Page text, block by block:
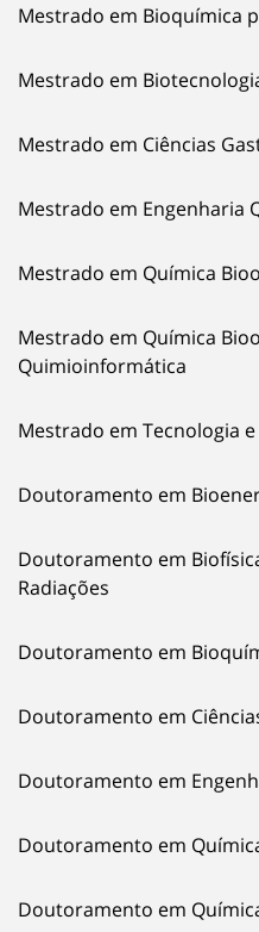
Mestrado em Bioquímica
Mestrado em
Mestrado em Ciências
Mestrado em Engenharia
Mestrado em Química
Mestrado em Química
Quimioinformática
Mestrado em Tecnologia
Doutoramento em
Doutoramento em
Radiações
Doutoramento em
Doutoramento em
Doutoramento em
Doutoramento em
Doutoramento em